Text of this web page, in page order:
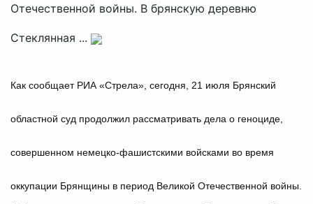
Отечественной войны. В брянскую деревню
Стеклянная ...
Как сообщает РИА «Стрела», сегодня, 21 июля Брянский
областной суд продолжил рассматривать дела о геноциде,
совершенном немецко-фашистскими войсками во время
оккупации Брянщины в период Великой Отечественной войны.